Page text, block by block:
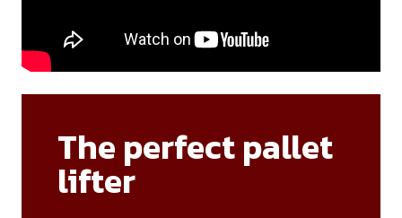
The perfect pallet
lifter